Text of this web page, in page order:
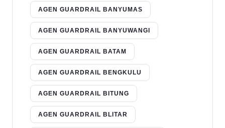
AGEN GUARDRAIL BANYUMAS
AGEN GUARDRAIL BANYUWANGI
AGEN GUARDRAIL BATAM
AGEN GUARDRAIL BENGKULU
AGEN GUARDRAIL BITUNG
AGEN GUARDRAIL BLITAR